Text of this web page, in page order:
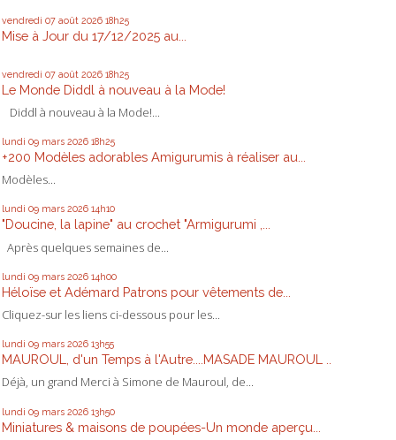
vendredi 07 août 2026 18h25
Mise à Jour du 17/12/2025 au...
vendredi 07 août 2026 18h25
Le Monde Diddl à nouveau à la Mode!
Diddl à nouveau à la Mode!...
lundi 09 mars 2026 18h25
+200 Modèles adorables Amigurumis à réaliser au...
Modèles...
lundi 09 mars 2026 14h10
"Doucine, la lapine" au crochet "Armigurumi ,...
Après quelques semaines de...
lundi 09 mars 2026 14h00
Héloïse et Adémard Patrons pour vêtements de...
Cliquez-sur les liens ci-dessous pour les...
lundi 09 mars 2026 13h55
MAUROUL, d'un Temps à l'Autre....MASADE MAUROUL ..
Déjà, un grand Merci à Simone de Mauroul, de...
lundi 09 mars 2026 13h50
Miniatures & maisons de poupées-Un monde aperçu...